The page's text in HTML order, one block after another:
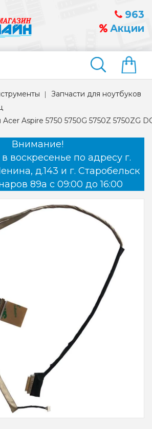
963
Акции
Найти
Запчасти для ноутбуков
Aspire 5750 5750G 5750Z 5750ZG
Внимание!
воскресенье по адресу г.
д.143 и г. Старобельск
89а с 09:00 до 16:00